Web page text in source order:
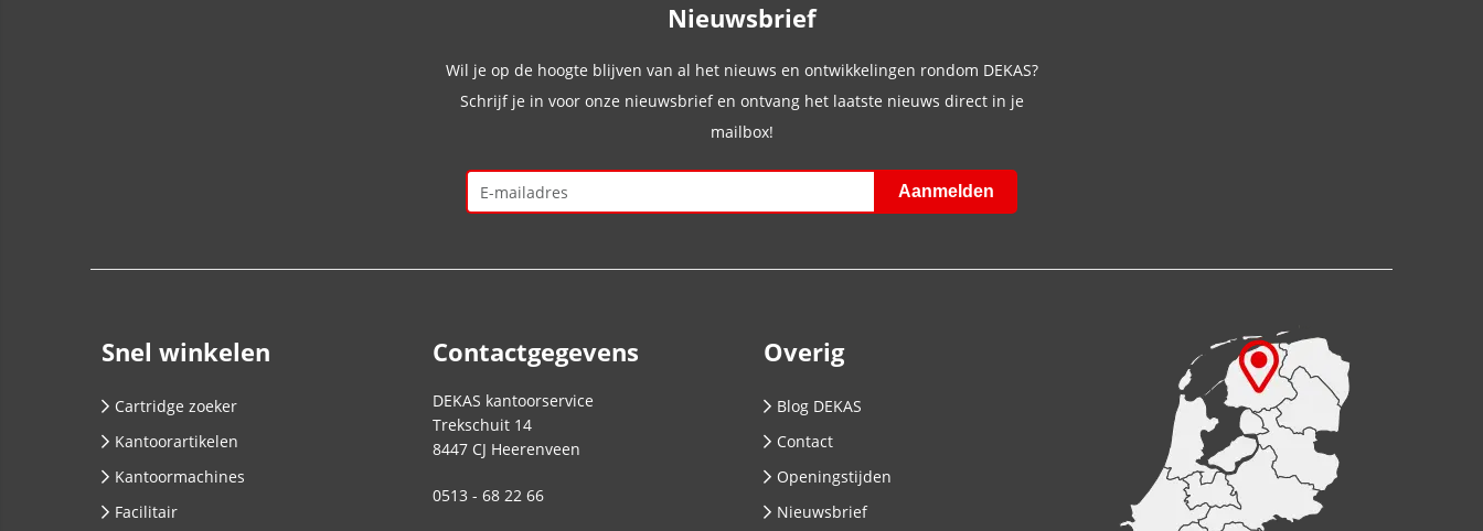
Nieuwsbrief
Wil je op de hoogte blijven van al het nieuws en ontwikkelingen rondom DEKAS?
Schrijf je in voor onze nieuwsbrief en ontvang het laatste nieuws direct in je
mailbox!
Snel winkelen
Cartridge zoeker
Kantoorartikelen
Kantoormachines
Facilitair
Contactgegevens
DEKAS kantoorservice
Trekschuit 14
8447 CJ Heerenveen
0513 - 68 22 66
Overig
Blog DEKAS
Contact
Openingstijden
Nieuwsbrief